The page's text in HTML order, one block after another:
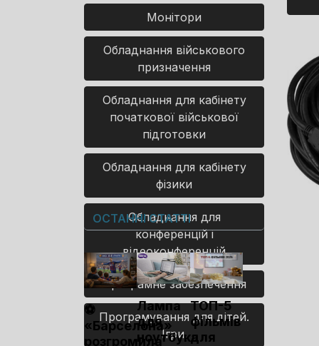
Монітори
Обладнання військового
призначення
Обладнання для кабінету
початкової військової
підготовки
Обладнання для кабінету
фізики
Обладнання для
конференцій і
відеоконференцій
Програмне забезпечення
Програмування для дітей.
Ігри.
ОСТАННІ СТАТТІ
⚽
«Барселона»
розгромила
Лампа
для
ноутбука
ТОП-5
фільмів
для